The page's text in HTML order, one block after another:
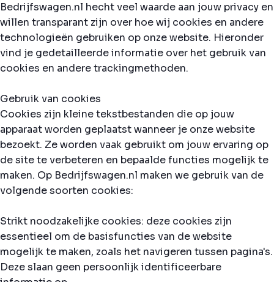
Bedrijfswagen.nl hecht veel waarde aan jouw privacy en
willen transparant zijn over hoe wij cookies en andere
technologieën gebruiken op onze website. Hieronder
vind je gedetailleerde informatie over het gebruik van
cookies en andere trackingmethoden.
Gebruik van cookies
Cookies zijn kleine tekstbestanden die op jouw
apparaat worden geplaatst wanneer je onze website
bezoekt. Ze worden vaak gebruikt om jouw ervaring op
de site te verbeteren en bepaalde functies mogelijk te
maken. Op Bedrijfswagen.nl maken we gebruik van de
volgende soorten cookies:
Strikt noodzakelijke cookies: deze cookies zijn
essentieel om de basisfuncties van de website
mogelijk te maken, zoals het navigeren tussen pagina's.
Deze slaan geen persoonlijk identificeerbare